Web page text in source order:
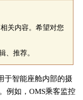
关内容。希望对您
、推荐。
于智能座舱内部的摄
例如，OMS乘客监控